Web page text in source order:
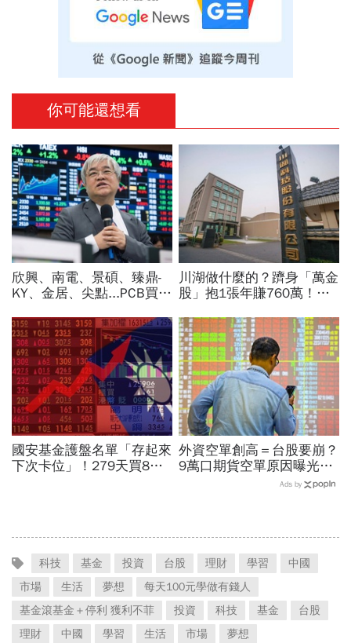
你可能還想看
欣興、南電、景碩、臻鼎-
KY、金居、尖點...PCB買誰
11月末升段首選，V轉反彈
最快
川湖做什麼的？躋身「萬金
股」抱1張年賺760萬！傳
根鐵憑什麼賣這麼貴」？
國安基金護盤名單「存起來
下次卡位」！279天買8檔
外資空單創高＝台股要崩？
9萬口期貨空單原因曝光！
華邦電、南亞科...老手喊
Ads by
科技 基金 投資 台股 理財 學習
中國
市場
生活 夢想
每天100元學做有錢人
基金滾基金＋停利 獲利不菲
投資 科技 基金
台股
理財
中國 學習 生活 市場 夢想